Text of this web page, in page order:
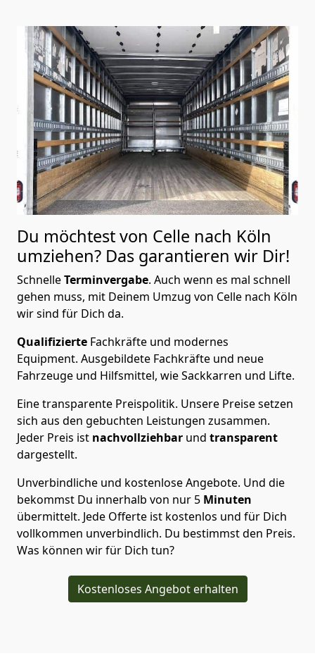
Du möchtest von Celle nach Köln
umziehen? Das garantieren wir Dir!
SchnelleTerminvergabe. Auch wenn es mal schnell
gehen muss, mit Deinem Umzug von Celle nach Köln
wir sind für Dich da.
Qualifizierte Fachkräfte und modernes
Equipment. Ausgebildete Fachkräfte und neue
Fahrzeuge und Hilfsmittel, wie Sackkarren und Lifte.
Eine transparente Preispolitik. Unsere Preise setzen
sich aus den gebuchten Leistungen zusammen.
Jeder Preis ist nachvollziehbar und transparent
dargestellt.
Unverbindliche und kostenlose Angebote. Und die
bekommst Du innerhalb von nur 5 Minuten
übermittelt. Jede Offerte ist kostenlos und für Dich
vollkommen unverbindlich. Du bestimmst den Preis.
Was können wir für Dich tun?
Kostenloses Angebot erhalten